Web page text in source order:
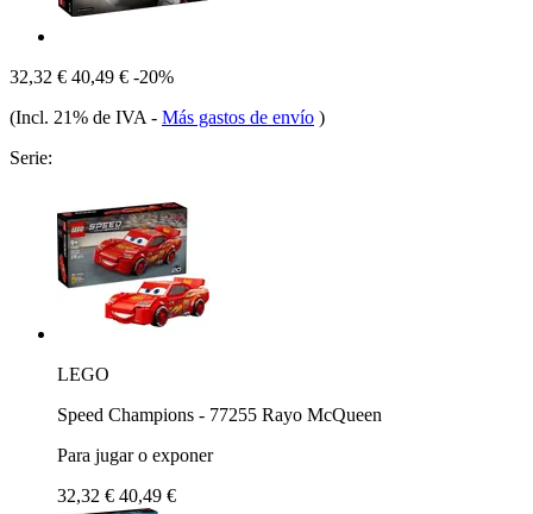
32,32 € 40,49 € -20%
(Incl. 21% de IVA - Más gastos de envío )
Serie:
LEGO
Speed Champions - 77255 Rayo McQueen
Para jugar o exponer
32,32 € 40,49 €